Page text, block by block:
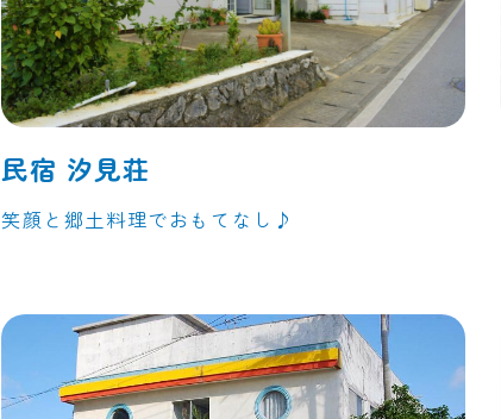
民宿 汐見荘
笑顔と郷土料理でおもてなし♪